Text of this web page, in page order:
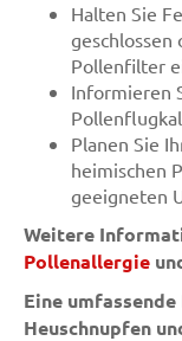
Halten Sie
geschlossen
Pollenfilter
Informieren
Planen Sie
heimischen
geeigneten
Weitere
Pollenallergie
Eine
Heuschnupfen